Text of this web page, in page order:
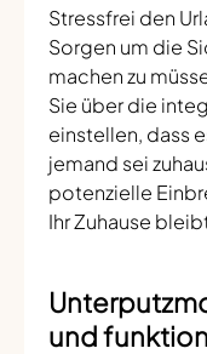
Stressfrei den
Sorgen um die
machen zu
Sie über die
einstellen, dass
jemand sei
potenzielle
Ihr Zuhause
und